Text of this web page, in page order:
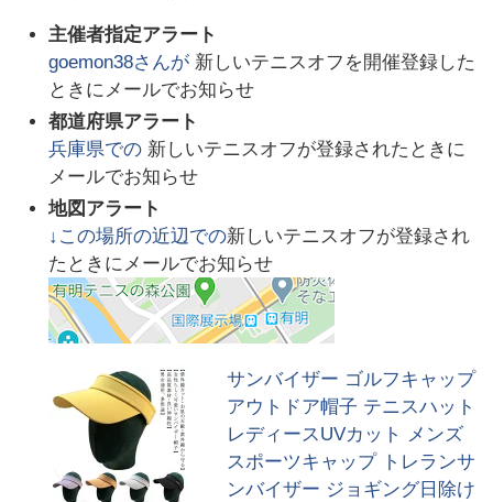
主催者指定アラート
goemon38さんが 新しいテニスオフを開催登録した
ときにメールでお知らせ
都道府県アラート
兵庫県での 新しいテニスオフが登録されたときに
メールでお知らせ
地図アラート
↓この場所の近辺での新しいテニスオフが登録され
たときにメールでお知らせ
サンバイザー ゴルフキャップ
アウトドア帽子 テニスハット
レディースUVカット メンズ
スポーツキャップ トレランサ
ンバイザー ジョギング日除け